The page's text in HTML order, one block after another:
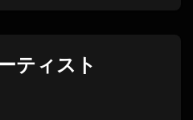
ティスト